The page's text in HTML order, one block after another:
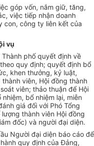
góp vốn, nắm giữ, tăng,
việc tiếp nhận doanh
con, công ty liên kết của
vụ
Thành phố quyết định về
quy định; quyết định bổ
khen thưởng, kỷ luật,
viên, Hội đồng thành
viên; thảo thuận để Hội
bổ nhiệm lại, miễn
giá đối với Phó Tổng
thành viên Hội đồng
đốc) và người đại diện.
Người đại diện báo cáo để
quy định của Đảng,